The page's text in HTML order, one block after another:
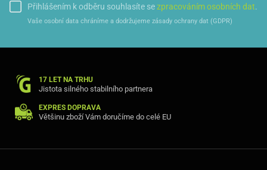
Přihlášením k odběru souhlasíte sezpracováním osobních dat.
Vaše osobní data chráníme a dodržujeme zásady ochrany dat (GDPR)
17 LET NA TRHU
Jistota silného stabilního partnera
EXPRES DOPRAVA
Většinu zboží Vám doručíme do celé EU